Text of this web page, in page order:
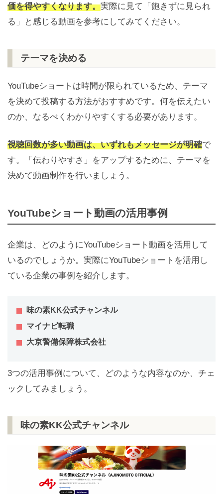
価を得やすくなります。実際に見て「飽きずに見られ
る」と感じる動画を参考にしてみてください。
テーマを決める
YouTubeショートは時間が限られているため、テーマ
を決めて投稿する方法がおすすめです。何を伝えたい
のか、なるべくわかりやすくする必要があります。
視聴回数が多い動画は、いずれもメッセージが明確で
す。「伝わりやすさ」をアップするために、テーマを
決めて動画制作を行いましょう。
YouTubeショート動画の活用事例
企業は、どのようにYouTubeショート動画を活用して
いるのでしょうか。実際にYouTubeショートを活用し
ている企業の事例を紹介します。
味の素KK公式チャンネル
マイナビ転職
大京警備保障株式会社
3つの活用事例について、どのような内容なのか、チェ
ックしてみましょう。
味の素KK公式チャンネル